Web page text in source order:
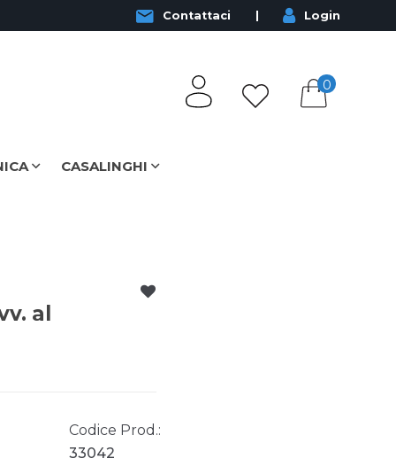
Contattaci Login
0
CASALINGHI
al
Codice Prod.:
33042